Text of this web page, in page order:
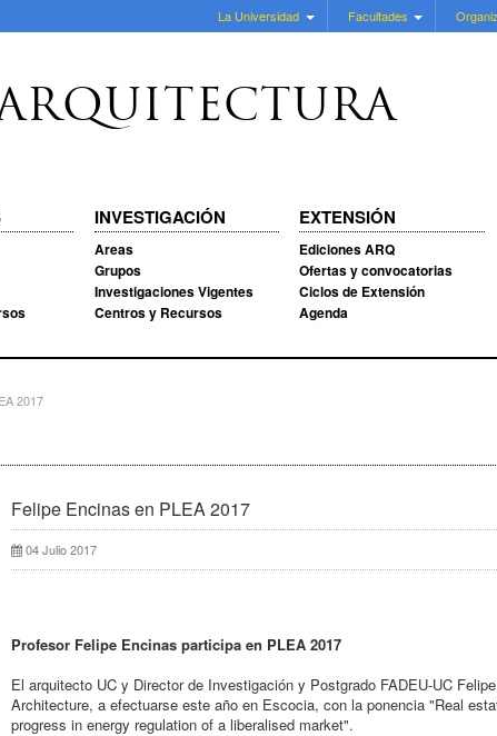
La Universidad Facultades
INVESTIGACIÓN
Areas
Grupos
Investigaciones Vigentes
Centros y Recursos
EXTENSIÓN
Ediciones ARQ
Ofertas y convocatorias
Ciclos de Extensión
Agenda
2017
Felipe Encinas en PLEA 2017
04 Julio 2017
Profesor Felipe Encinas participa en PLEA 2017
El arquitecto UC y Director de Investigación y Postgrado FADEU-UC
Architecture, a efectuarse este año en Escocia, con la ponencia "Real
progress in energy regulation of a liberalised market".